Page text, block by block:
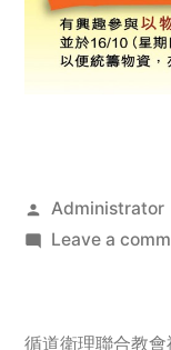
Posted
by
Administrator
Leave a
循道衛理聯合教